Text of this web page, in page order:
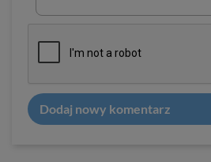
Dodaj nowy komentarz